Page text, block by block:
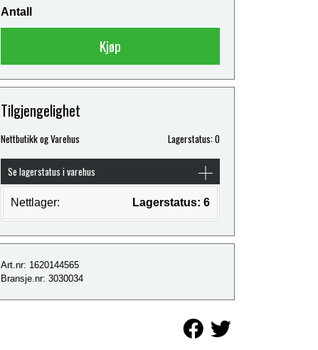
Antall
Kjøp
Tilgjengelighet
Nettbutikk og Varehus Lagerstatus: 0
Se lagerstatus i varehus
Nettlager: Lagerstatus: 6
Art.nr: 1620144565
Bransje.nr: 3030034